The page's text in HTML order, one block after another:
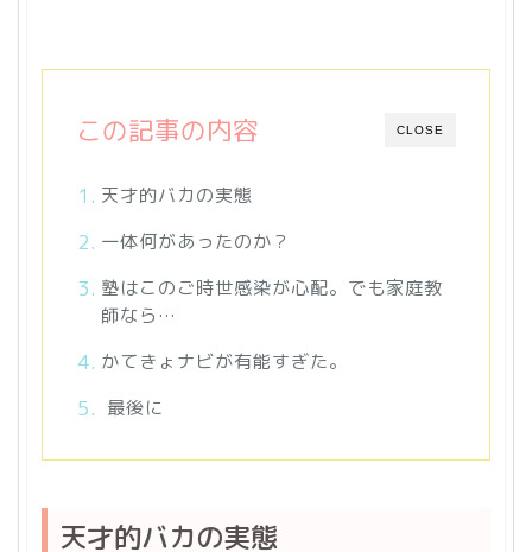
CLOSE
この記事の内容
天才的バカの実態
一体何があったのか？
塾はこのご時世感染が心配。でも家庭教
師なら…
かてきょナビが有能すぎた。
最後に
天才的バカの実態